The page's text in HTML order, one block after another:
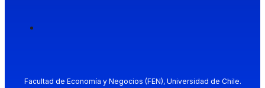
Facultad de Economía y Negocios (FEN), Universidad de Chile.